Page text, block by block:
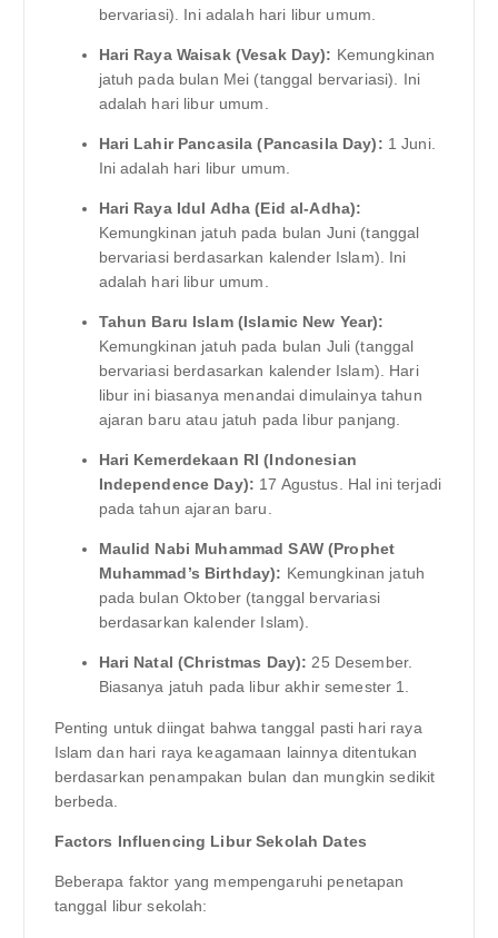
bervariasi). Ini adalah hari libur umum.
Hari Raya Waisak (Vesak Day): Kemungkinan
jatuh pada bulan Mei (tanggal bervariasi). Ini
adalah hari libur umum.
Hari Lahir Pancasila (Pancasila Day): 1 Juni.
Ini adalah hari libur umum.
Hari Raya Idul Adha (Eid al-Adha):
Kemungkinan jatuh pada bulan Juni (tanggal
bervariasi berdasarkan kalender Islam). Ini
adalah hari libur umum.
Tahun Baru Islam (Islamic New Year):
Kemungkinan jatuh pada bulan Juli (tanggal
bervariasi berdasarkan kalender Islam). Hari
libur ini biasanya menandai dimulainya tahun
ajaran baru atau jatuh pada libur panjang.
Hari Kemerdekaan RI (Indonesian
Independence Day): 17 Agustus. Hal ini terjadi
pada tahun ajaran baru.
Maulid Nabi Muhammad SAW (Prophet
Muhammad’s Birthday): Kemungkinan jatuh
pada bulan Oktober (tanggal bervariasi
berdasarkan kalender Islam).
Hari Natal (Christmas Day): 25 Desember.
Biasanya jatuh pada libur akhir semester 1.
Penting untuk diingat bahwa tanggal pasti hari raya
Islam dan hari raya keagamaan lainnya ditentukan
berdasarkan penampakan bulan dan mungkin sedikit
berbeda.
Factors Influencing Libur Sekolah Dates
Beberapa faktor yang mempengaruhi penetapan
tanggal libur sekolah: